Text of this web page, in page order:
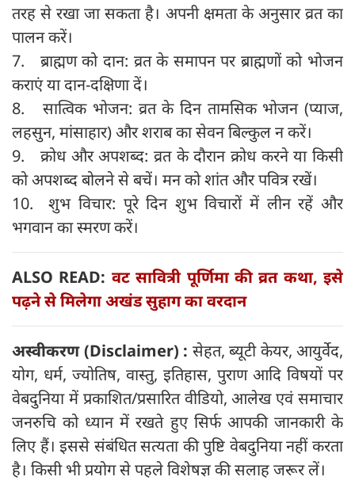
तरह से रखा जा सकता है। अपनी क्षमता के अनुसार व्रत का
पालन करें।
7. ब्राह्मण को दान: व्रत के समापन पर ब्राह्मणों को भोजन
कराएं या दान-दक्षिणा दें।
8. सात्विक भोजन: व्रत के दिन तामसिक भोजन (प्याज,
लहसुन, मांसाहार) और शराब का सेवन बिल्कुल न करें।
9. क्रोध और अपशब्द: व्रत के दौरान क्रोध करने या किसी
को अपशब्द बोलने से बचें। मन को शांत और पवित्र रखें।
10. शुभ विचार: पूरे दिन शुभ विचारों में लीन रहें और
भगवान का स्मरण करें।
ALSO READ: वट सावित्री पूर्णिमा की व्रत कथा, इसे
पढ़ने से मिलेगा अखंड सुहाग का वरदान
अस्वीकरण (Disclaimer) : सेहत, ब्यूटी केयर, आयुर्वेद,
योग, धर्म, ज्योतिष, वास्तु, इतिहास, पुराण आदि विषयों पर
वेबदुनिया में प्रकाशित/प्रसारित वीडियो, आलेख एवं समाचार
जनरुचि को ध्यान में रखते हुए सिर्फ आपकी जानकारी के
लिए हैं। इससे संबंधित सत्यता की पुष्टि वेबदुनिया नहीं करता
है। किसी भी प्रयोग से पहले विशेषज्ञ की सलाह जरूर लें।